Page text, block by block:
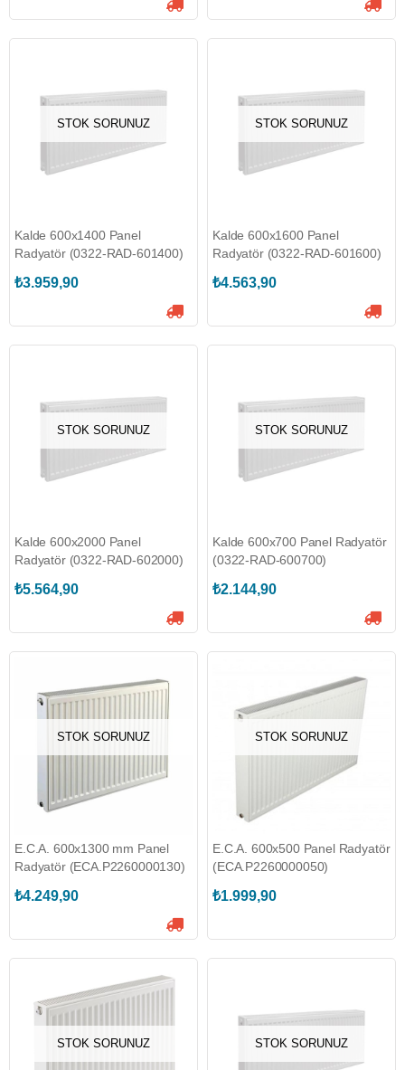
STOK SORUNUZ
Kalde 600x1400 Panel
Radyatör (0322-RAD-601400)
₺3.959,90
STOK SORUNUZ
Kalde 600x1600 Panel
Radyatör (0322-RAD-601600)
₺4.563,90
STOK SORUNUZ
Kalde 600x2000 Panel
Radyatör (0322-RAD-602000)
₺5.564,90
STOK SORUNUZ
Kalde 600x700 Panel Radyatör
(0322-RAD-600700)
₺2.144,90
STOK SORUNUZ
E.C.A. 600x1300 mm Panel
Radyatör (ECA.P2260000130)
₺4.249,90
STOK SORUNUZ
E.C.A. 600x500 Panel Radyatör
(ECA.P2260000050)
₺1.999,90
STOK SORUNUZ STOK SORUNUZ